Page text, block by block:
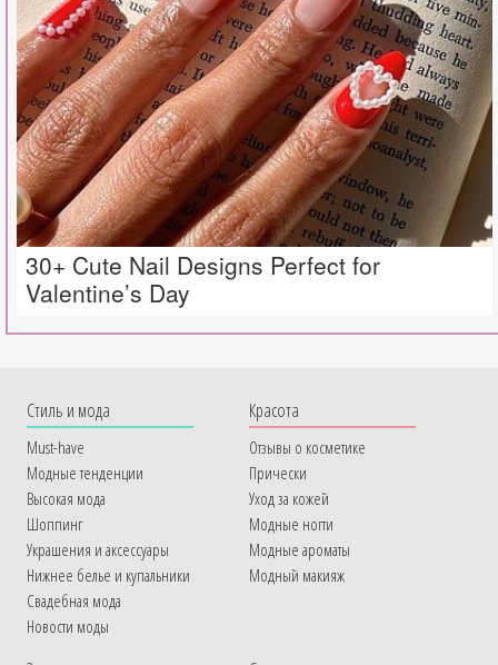
30+ Cute Nail Designs Perfect for
Valentine’s Day
Cтиль и мода
Must-have
Модные тенденции
Высокая мода
Шоппинг
Украшения и аксессуары
Нижнее белье и купальники
Свадебная мода
Новости моды
Красота
Отзывы о косметике
Прически
Уход за кожей
Модные ногти
Модные ароматы
Модный макияж